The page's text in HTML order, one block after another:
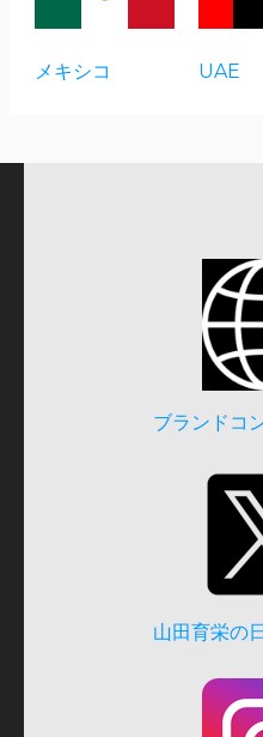
メキシコ UAE
ブランドコ
山田育栄の